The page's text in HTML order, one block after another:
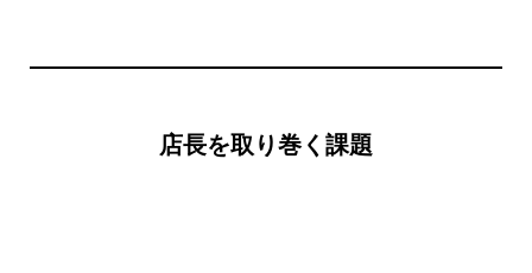
店長を取り巻く課題